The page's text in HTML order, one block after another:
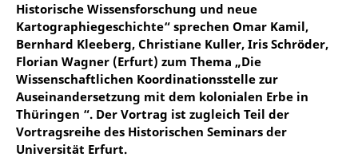
Historische Wissensforschung und neue
Kartographiegeschichte“ sprechen Omar Kamil,
Bernhard Kleeberg, Christiane Kuller, Iris Schröder,
Florian Wagner (Erfurt) zum Thema „Die
Wissenschaftlichen Koordinationsstelle zur
Auseinandersetzung mit dem kolonialen Erbe in
Thüringen “. Der Vortrag ist zugleich Teil der
Vortragsreihe des Historischen Seminars der
Universität Erfurt.